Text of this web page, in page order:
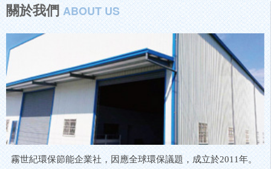
關於我們ABOUT US
霧世紀環保節能企業社，因應全球環保議題，成立於2011年。